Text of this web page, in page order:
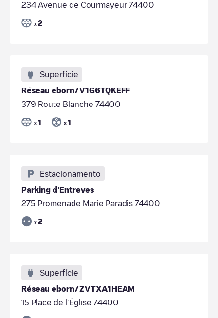
234 Avenue de Courmayeur 74400
x 2
Superfície
Réseau eborn/V1G6TQKEFF
379 Route Blanche 74400
x 1 x 1
Estacionamento
Parking d'Entreves
275 Promenade Marie Paradis 74400
x 2
Superfície
Réseau eborn/ZVTXA1HEAM
15 Place de l'Église 74400